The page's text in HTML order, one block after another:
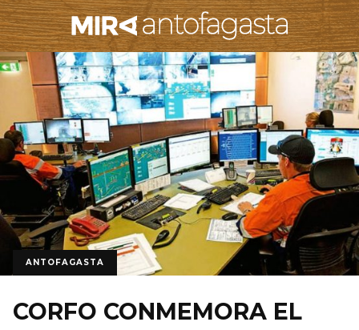
ANTOFAGASTA
CORFO CONMEMORA EL